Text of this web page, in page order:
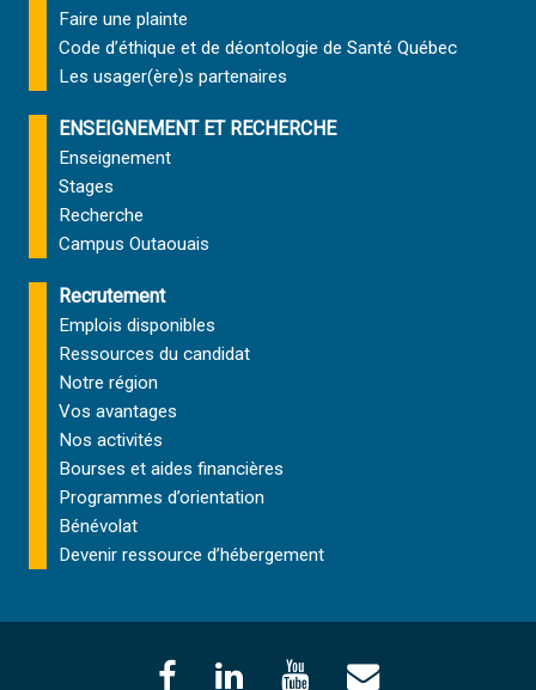
Faire une plainte
Code d’éthique et de déontologie de Santé Québec
Les usager(ère)s partenaires
ENSEIGNEMENT ET RECHERCHE
Enseignement
Stages
Recherche
Campus Outaouais
Recrutement
Emplois disponibles
Ressources du candidat
Notre région
Vos avantages
Nos activités
Bourses et aides financières
Programmes d’orientation
Bénévolat
Devenir ressource d’hébergement